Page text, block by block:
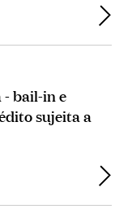
- bail-in e
sujeita a